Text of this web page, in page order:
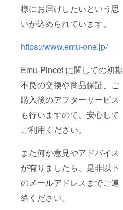
様にお届けしたいという思
いが込められています。
https://www.emu-one.jp/
Emu-Pincet に関しての初期
不良の交換や商品保証、ご
購入後のアフターサービス
も行いますので、安心して
ご利用ください。
また何か意見やアドバイス
が有りましたら、是非以下
のメールアドレスまでご連
絡ください。